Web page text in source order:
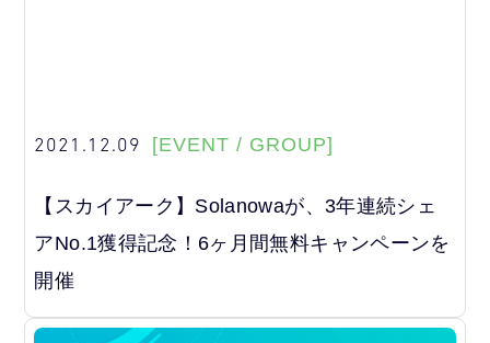
2021.12.09 [EVENT / GROUP]
【スカイアーク】Solanowaが、3年連続シェ
アNo.1獲得記念！6ヶ月間無料キャンペーンを
開催